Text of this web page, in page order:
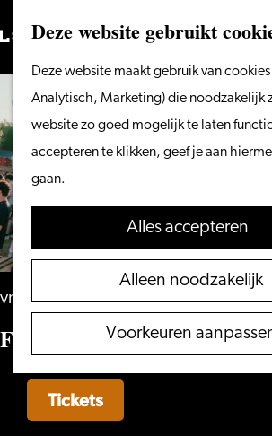
Deze website gebruikt
Deze website maakt gebruik van
Analytisch, Marketing) die noodzakelijk
website zo goed mogelijk te laten
accepteren te klikken, geef je aan
gaan.
Alles accepteren
Alleen noodzakelijk
Voorkeuren
Ga
naar
de
homepage
Menu
vrijdag 28 augustus
Festival de Fusie
Tickets